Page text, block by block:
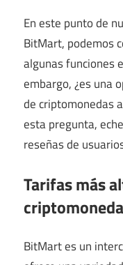
En este punto de
BitMart, podemos
algunas funciones
embargo, ¿es una
de criptomonedas
esta pregunta,
reseñas de
Tarifas más
BitMart es un